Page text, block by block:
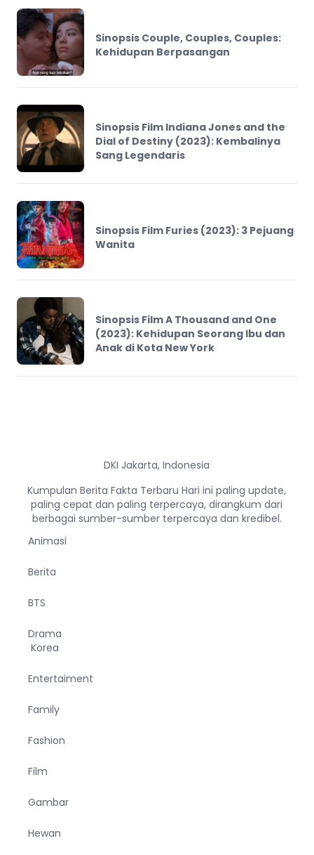
Sinopsis Couple, Couples, Couples:
Kehidupan Berpasangan
Sinopsis Film Indiana Jones and the
Dial of Destiny (2023): Kembalinya
Sang Legendaris
Sinopsis Film Furies (2023): 3 Pejuang
Wanita
Sinopsis Film A Thousand and One
(2023): Kehidupan Seorang Ibu dan
Anak di Kota New York
DKI Jakarta, Indonesia
Kumpulan Berita Fakta Terbaru Hari ini paling update,
paling cepat dan paling terpercaya, dirangkum dari
berbagai sumber-sumber terpercaya dan kredibel.
Animasi
Berita
BTS
Drama
Korea
Entertaiment
Family
Fashion
Film
Gambar
Hewan